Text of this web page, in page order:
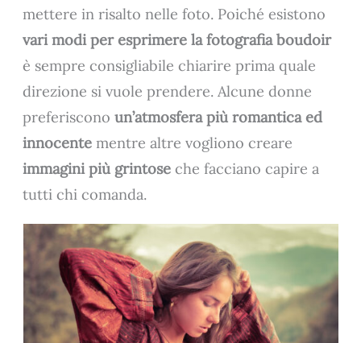
mettere in risalto nelle foto. Poiché esistono
vari modi per esprimere la fotografia boudoir
è sempre consigliabile chiarire prima quale
direzione si vuole prendere. Alcune donne
preferisconoun’atmosfera più romantica ed
innocente mentre altre vogliono creare
immagini più grintose che facciano capire a
tutti chi comanda.